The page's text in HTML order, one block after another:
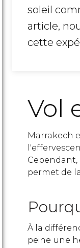
soleil
article,
cette
Vol
Marrakech
Cependant,
permet de
À la
peine une